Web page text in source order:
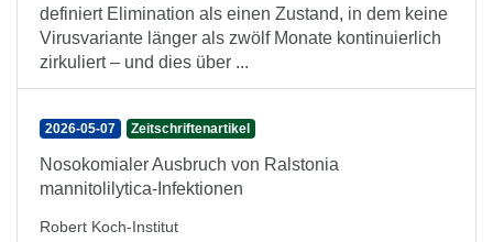
definiert Elimination als einen Zustand, in dem keine
Virusvariante länger als zwölf Monate kontinuierlich
zirkuliert – und dies über ...
2026-05-07 Zeitschriftenartikel
Nosokomialer Ausbruch von Ralstonia
mannitolilytica-Infektionen
Robert Koch-Institut